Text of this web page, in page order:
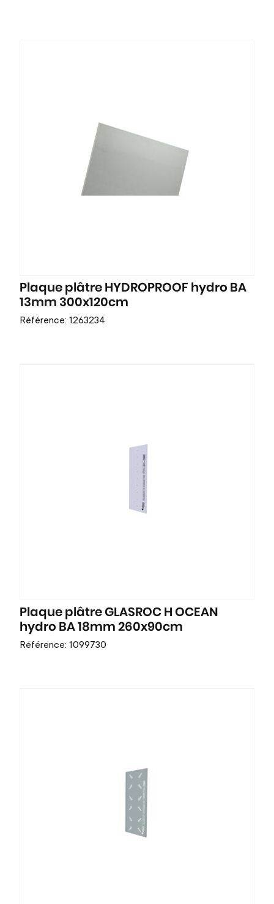
Plaque plâtre HYDROPROOF hydro BA
13mm 300x120cm
Référence: 1263234
Plaque plâtre GLASROC H OCEAN
hydro BA 18mm 260x90cm
Référence: 1099730